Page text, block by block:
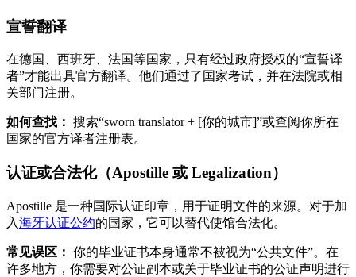
宣誓翻译
在德国、西班牙、法国等国家，只有经过政府授权的“宣誓译
者”才能出具官方翻译。他们通过了国家考试，并在法院或相
关部门注册。
如何查找： 搜索“sworn translator + [你的城市]”或查阅你所在
国家的官方译者注册表。
认证或合法化（Apostille 或 Legalization）
Apostille 是一种国际认证印章，用于证明文件的来源。对于加
入海牙认证公约的国家，它可以替代使馆合法化。
常见误区： 你的毕业证书本身通常不被视为“公共文件”。在
许多地方，你需要对公证副本或关于毕业证书的公证声明进行